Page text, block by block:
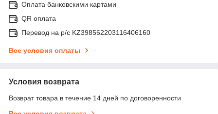
Оплата банковскими картами
QR оплата
Перевод на р/с KZ398562203116406160
Все условия оплаты
Условия возврата
Возврат товара в течение 14 дней по договоренности